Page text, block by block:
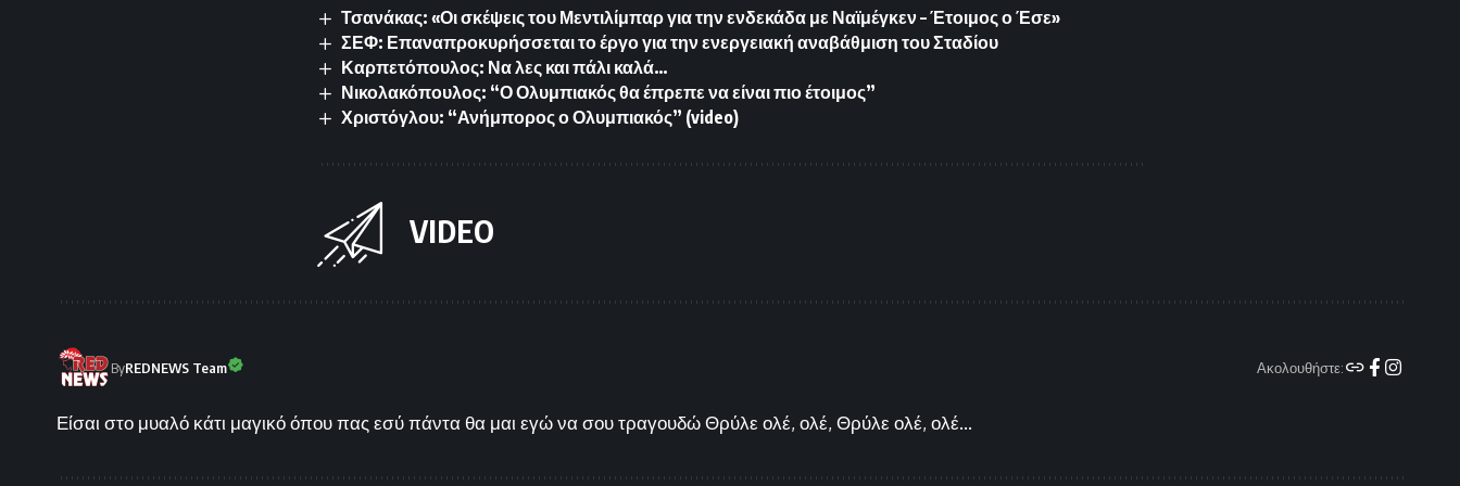
Τσανάκας: «Οι σκέψεις του Μεντιλίμπαρ για την ενδεκάδα με Ναϊμέγκεν – Έτοιμος ο Έσε»
ΣΕΦ: Επαναπροκυρήσσεται το έργο για την ενεργειακή αναβάθμιση του Σταδίου
Καρπετόπουλος: Να λες και πάλι καλά…
Νικολακόπουλος: “Ο Ολυμπιακός θα έπρεπε να είναι πιο έτοιμος”
Χριστόγλου: “Ανήμπορος ο Ολυμπιακός” (video)
VIDEO
ByREDNEWS Team Ακολουθήστε:
Είσαι στο μυαλό κάτι μαγικό όπου πας εσύ πάντα θα μαι εγώ να σου τραγουδώ Θρύλε ολέ, ολέ, Θρύλε ολέ, ολέ...